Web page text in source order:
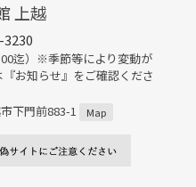
上越
迄）※季節等により変動が
お知らせ』をご確認くださ
下門前883-1
Map